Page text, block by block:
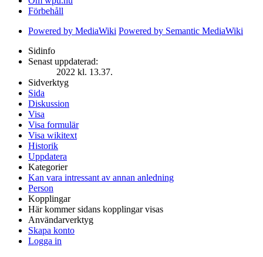
Förbehåll
Powered by MediaWiki Powered by Semantic MediaWiki
Sidinfo
Senast uppdaterad:
2022 kl. 13.37.
Sidverktyg
Sida
Diskussion
Visa
Visa formulär
Visa wikitext
Historik
Uppdatera
Kategorier
Kan vara intressant av annan anledning
Person
Kopplingar
Här kommer sidans kopplingar visas
Användarverktyg
Skapa konto
Logga in